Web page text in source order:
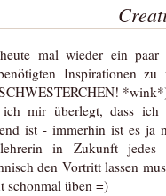
mal wieder ein paar
Inspirationen
mir überlegt, dass ich
ist - immerhin ist es ja
in Zukunft
den Vortritt lassen
schonmal üben =)